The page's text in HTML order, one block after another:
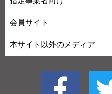
会員サイト
本サイト以外のメディア